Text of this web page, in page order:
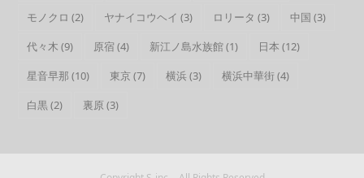
モノクロ (2) ヤナイコウヘイ (3) ロリータ (3) 中国 (3)
代々木 (9) 原宿 (4) 新江ノ島水族館(1) 日本 (12)
星音早那 (10) 東京(7) 横浜(3) 横浜中華街 (4)
白黒 (2) 裏原(3)